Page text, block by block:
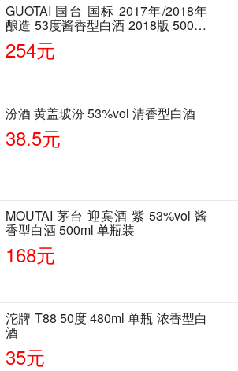
GUOTAI 国台 国标 2017年/2018年
酿造 53度酱香型白酒 2018版 500ml
单瓶装
254元
汾酒 黄盖玻汾 53%vol 清香型白酒
38.5元
MOUTAI 茅台 迎宾酒 紫 53%vol 酱
香型白酒 500ml 单瓶装
168元
沱牌 T88 50度 480ml 单瓶 浓香型白
酒
35元